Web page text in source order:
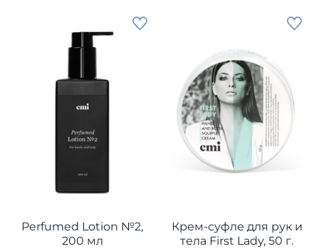
Perfumed Lotion №2,
200 мл
Крем-суфле для рук и
тела First Lady, 50 г.